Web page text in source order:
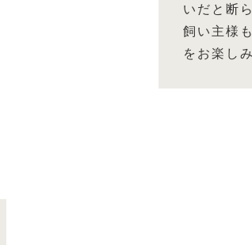
いだと断
飼い主様
をお楽し